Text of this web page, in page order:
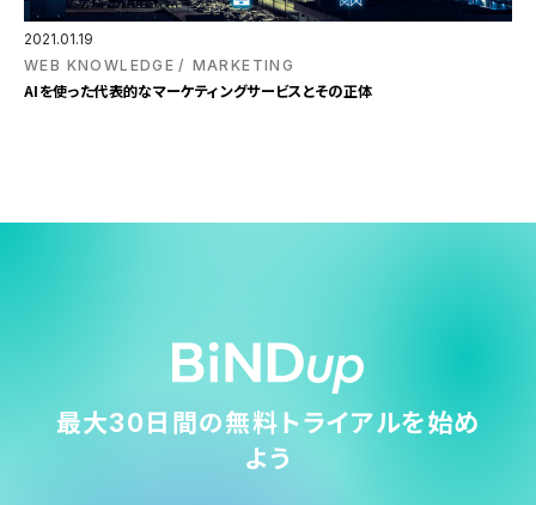
2021.01.19
WEB KNOWLEDGE
MARKETING
AIを使った代表的なマーケティングサービスとその正体
最大30日間の無料トライアルを始め
よう